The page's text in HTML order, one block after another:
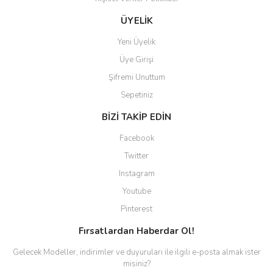
ÜYELİK
Yeni Üyelik
Üye Girişi
Şifremi Unuttum
Sepetiniz
BİZİ TAKİP EDİN
Facebook
Twitter
Instagram
Youtube
Pinterest
Fırsatlardan Haberdar Ol!
Gelecek Modeller, indirimler ve duyuruları ile ilgili e-posta almak ister
misiniz?